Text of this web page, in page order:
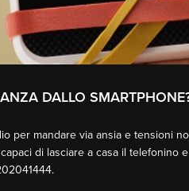
DALLO
per mandare via ansia e tensioni
di lasciare a casa il